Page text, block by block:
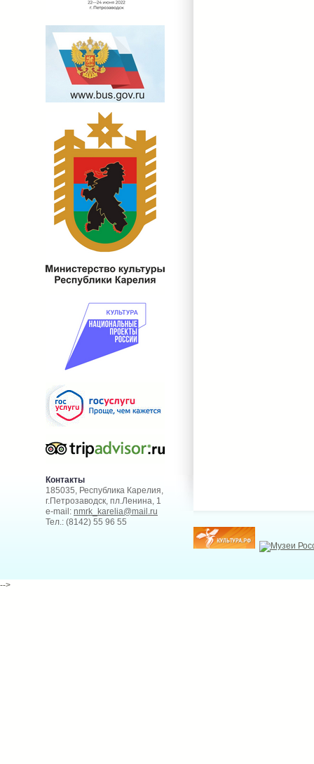
Контакты
185035, Республика Карелия,
г.Петрозаводск, пл.Ленина, 1
e-mail: nmrk_karelia@mail.ru
Тел.: (8142) 55 96 55
-->